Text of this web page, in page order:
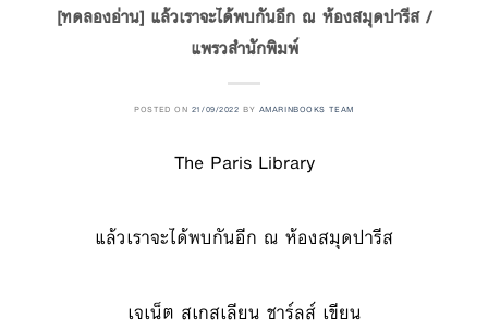
[ทดลองอ่าน] แล้วเราจะได้พบกันอีก ณ ห้องสมุดปารีส /
แพรวสำนักพิมพ์
POSTED ON 21/09/2022 BY AMARINBOOKS TEAM
The Paris Library
แล้วเราจะได้พบกันอีก ณ ห้องสมุดปารีส
เจเน็ต สเกสเลียน ชาร์ลส์ เขียน